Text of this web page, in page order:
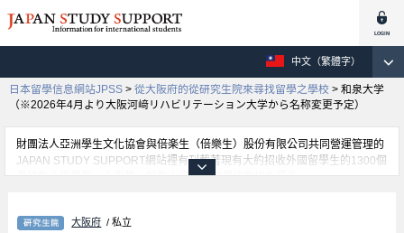
中文（繁體字）
日本留學信息網站JPSS > 從大阪府的從研究生院來尋找留學之學校 > 和泉大学
（※2026年4月より大阪河﨑リハビリテーション大学から名称変更予定）
財團法人亞洲學生文化協會與倍楽生（倍樂生）股份有限公司共同營運管理的
JAPAN STUDY SUPPORT網站裡有刊載著現有大約招收外國留學生的1300個
學校的大學學部、大學院、短期大學、專門學校的招生訊息。
等各別研究科的不同訊息，以及招收名額、合格人數等考試資訊、設施介紹、
大阪府 / 私立